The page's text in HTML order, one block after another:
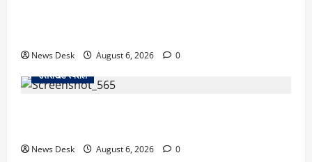
News Desk August 6, 2026
0
उत्तराखंड स्पेशल
News Desk August 6, 2026
0